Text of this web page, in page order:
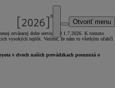
Otvoriť menu
otváracej dobe servisu od 1.7.2026. K tomuto
vysokých teplôt. Veríme, že nám to všetkým uľahčí
v dvoch našich prevádzkach posunutá o